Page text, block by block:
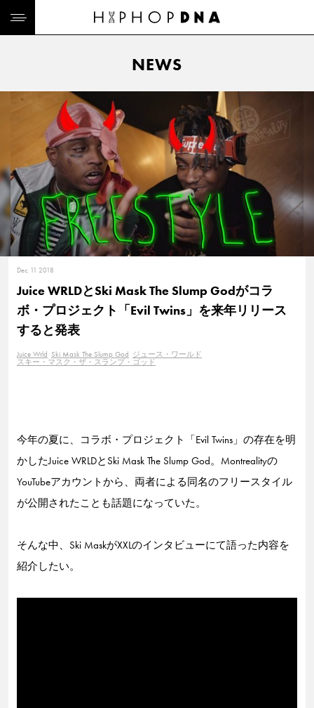
NEWS
Dec. 11 2018
Juice WRLDとSki Mask The Slump Godがコラ
ボ・プロジェクト「Evil Twins」を来年リリース
すると発表
Juice Wrld Ski Mask The Slump God ジュース・ワールド
スキー・マスク・ザ・スランプ・ゴッド
今年の夏に、コラボ・プロジェクト「Evil Twins」の存在を明
かしたJuice WRLDとSki Mask The Slump God。Montrealityの
YouTubeアカウントから、両者による同名のフリースタイル
が公開されたことも話題になっていた。
そんな中、Ski MaskがXXLのインタビューにて語った内容を
紹介したい。